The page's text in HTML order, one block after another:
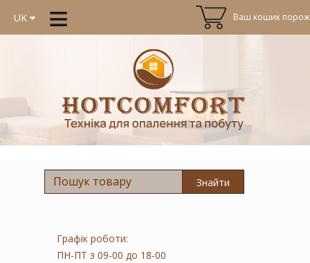
UK ≡ Ваш кошик
Знайти
Графік роботи:
ПН-ПТ з 09-00 до 18-00